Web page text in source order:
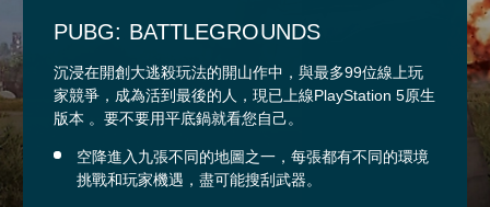
PUBG: BATTLEGROUNDS
沉浸在開創大逃殺玩法的開山作中，與最多99位線上玩
家競爭，成為活到最後的人，現已上線PlayStation 5原生
版本 。要不要用平底鍋就看您自己。
空降進入九張不同的地圖之一，每張都有不同的環境
挑戰和玩家機遇，盡可能搜刮武器。